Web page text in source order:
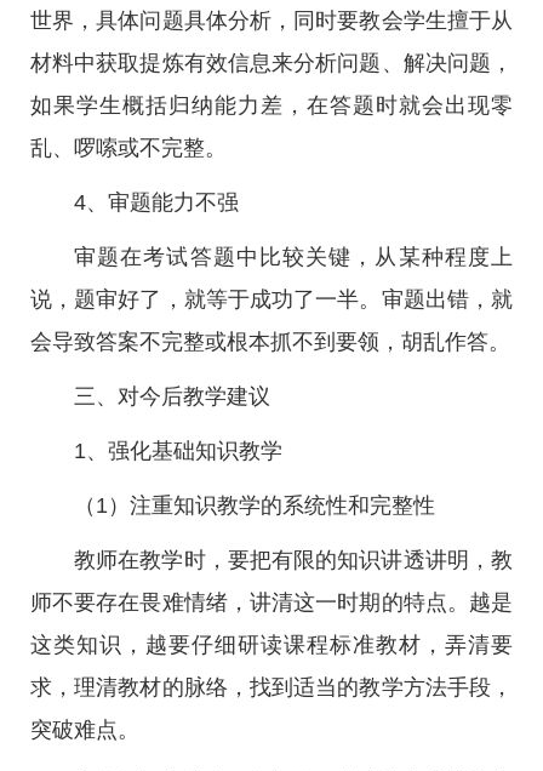
世界，具体问题具体分析，同时要教会学生擅于从
材料中获取提炼有效信息来分析问题、解决问题，
如果学生概括归纳能力差，在答题时就会出现零
乱、啰嗦或不完整。
4、审题能力不强
审题在考试答题中比较关键，从某种程度上
说，题审好了，就等于成功了一半。审题出错，就
会导致答案不完整或根本抓不到要领，胡乱作答。
三、对今后教学建议
1、强化基础知识教学
（1）注重知识教学的系统性和完整性
教师在教学时，要把有限的知识讲透讲明，教
师不要存在畏难情绪，讲清这一时期的特点。越是
这类知识，越要仔细研读课程标准教材，弄清要
求，理清教材的脉络，找到适当的教学方法手段，
突破难点。